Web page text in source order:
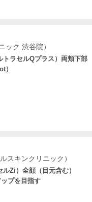
ック 渋谷院）
トラセルQプラス）両頬下部
）
スキンクリニック）
Zi）全顔（目元含む）
プを目指す